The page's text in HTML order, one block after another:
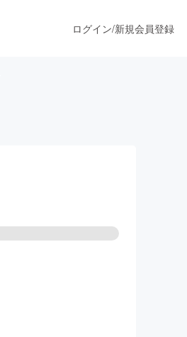
ログイン/新規会員登録